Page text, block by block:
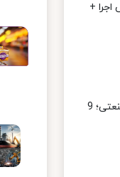
+
راهنمای خرید الکتروموتور صنعتی؛ 9